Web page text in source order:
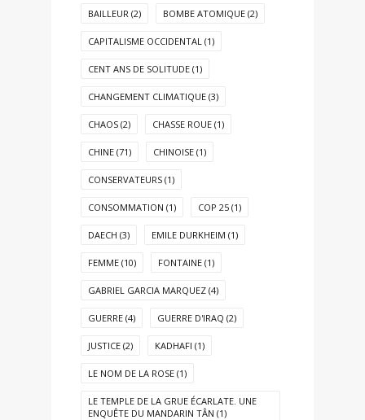
BAILLEUR (2) BOMBE ATOMIQUE (2)
CAPITALISME OCCIDENTAL (1)
CENT ANS DE SOLITUDE (1)
CHANGEMENT CLIMATIQUE (3)
CHAOS (2) CHASSE ROUE (1)
CHINE (71) CHINOISE (1)
CONSERVATEURS (1)
CONSOMMATION (1) COP 25 (1)
DAECH (3) EMILE DURKHEIM (1)
FEMME (10) FONTAINE (1)
GABRIEL GARCIA MARQUEZ (4)
GUERRE (4) GUERRE D'IRAQ (2)
JUSTICE (2) KADHAFI (1)
LE NOM DE LA ROSE (1)
LE TEMPLE DE LA GRUE ÉCARLATE. UNE
ENQUÊTE DU MANDARIN TÂN (1)